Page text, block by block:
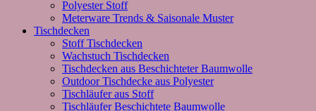
Polyester Stoff
Meterware Trends & Saisonale Muster
Tischdecken
Stoff Tischdecken
Wachstuch Tischdecken
Tischdecken aus Beschichteter Baumwolle
Outdoor Tischdecke aus Polyester
Tischläufer aus Stoff
Tischläufer Beschichtete Baumwolle